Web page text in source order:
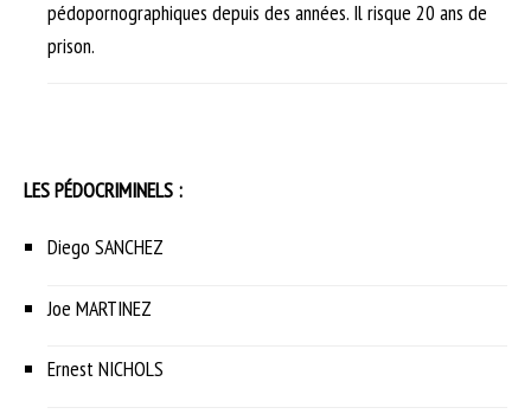
pédopornographiques depuis des années. Il risque 20 ans de
prison.
LES PÉDOCRIMINELS :
Diego SANCHEZ
Joe MARTINEZ
Ernest NICHOLS